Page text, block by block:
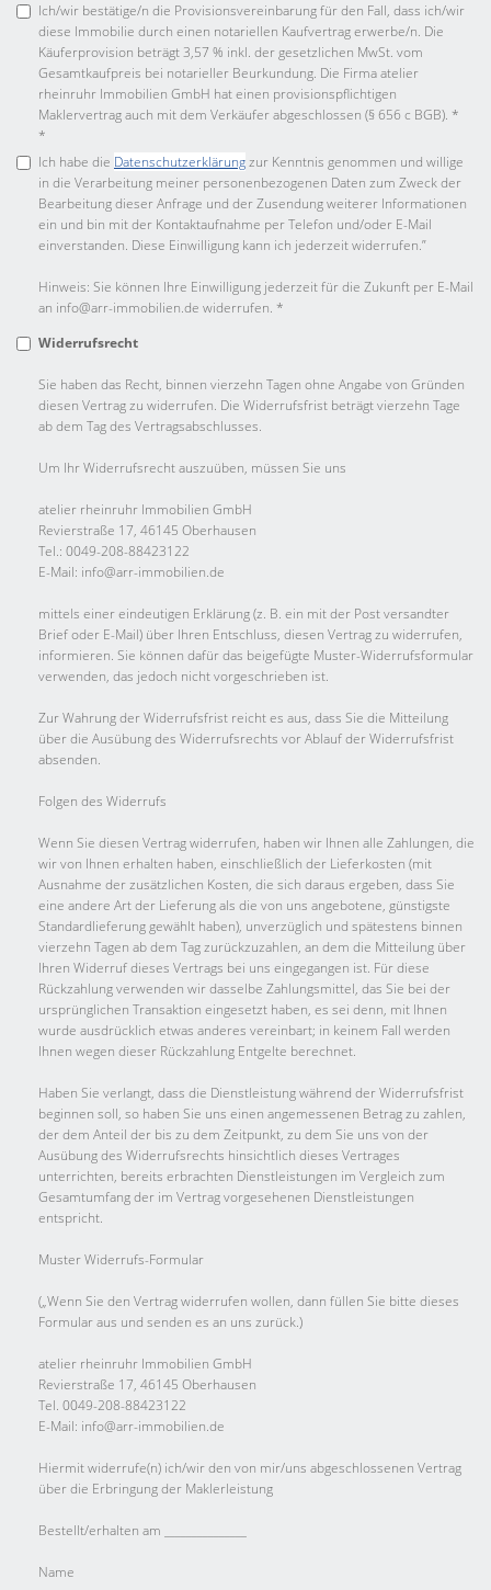
Ich/wir bestätige/n die Provisionsvereinbarung für den Fall, dass ich/wir
diese Immobilie durch einen notariellen Kaufvertrag erwerbe/n. Die
Käuferprovision beträgt 3,57 % inkl. der gesetzlichen MwSt. vom
Gesamtkaufpreis bei notarieller Beurkundung. Die Firma atelier
rheinruhr Immobilien GmbH hat einen provisionspflichtigen
Maklervertrag auch mit dem Verkäufer abgeschlossen (§ 656 c BGB). *
*
Ich habe die Datenschutzerklärungzur Kenntnis genommen und willige
in die Verarbeitung meiner personenbezogenen Daten zum Zweck der
Bearbeitung dieser Anfrage und der Zusendung weiterer Informationen
ein und bin mit der Kontaktaufnahme per Telefon und/oder E-Mail
einverstanden. Diese Einwilligung kann ich jederzeit widerrufen.”
Hinweis: Sie können Ihre Einwilligung jederzeit für die Zukunft per E-Mail
an info@arr-immobilien.de widerrufen. *
Widerrufsrecht
Sie haben das Recht, binnen vierzehn Tagen ohne Angabe von Gründen
diesen Vertrag zu widerrufen. Die Widerrufsfrist beträgt vierzehn Tage
ab dem Tag des Vertragsabschlusses.
Um Ihr Widerrufsrecht auszuüben, müssen Sie uns
atelier rheinruhr Immobilien GmbH
Revierstraße 17, 46145 Oberhausen
Tel.: 0049-208-88423122
E-Mail: info@arr-immobilien.de
mittels einer eindeutigen Erklärung (z. B. ein mit der Post versandter
Brief oder E-Mail) über Ihren Entschluss, diesen Vertrag zu widerrufen,
informieren. Sie können dafür das beigefügte Muster-Widerrufsformular
verwenden, das jedoch nicht vorgeschrieben ist.
Zur Wahrung der Widerrufsfrist reicht es aus, dass Sie die Mitteilung
über die Ausübung des Widerrufsrechts vor Ablauf der Widerrufsfrist
absenden.
Folgen des Widerrufs
Wenn Sie diesen Vertrag widerrufen, haben wir Ihnen alle Zahlungen, die
wir von Ihnen erhalten haben, einschließlich der Lieferkosten (mit
Ausnahme der zusätzlichen Kosten, die sich daraus ergeben, dass Sie
eine andere Art der Lieferung als die von uns angebotene, günstigste
Standardlieferung gewählt haben), unverzüglich und spätestens binnen
vierzehn Tagen ab dem Tag zurückzuzahlen, an dem die Mitteilung über
Ihren Widerruf dieses Vertrags bei uns eingegangen ist. Für diese
Rückzahlung verwenden wir dasselbe Zahlungsmittel, das Sie bei der
ursprünglichen Transaktion eingesetzt haben, es sei denn, mit Ihnen
wurde ausdrücklich etwas anderes vereinbart; in keinem Fall werden
Ihnen wegen dieser Rückzahlung Entgelte berechnet.
Haben Sie verlangt, dass die Dienstleistung während der Widerrufsfrist
beginnen soll, so haben Sie uns einen angemessenen Betrag zu zahlen,
der dem Anteil der bis zu dem Zeitpunkt, zu dem Sie uns von der
Ausübung des Widerrufsrechts hinsichtlich dieses Vertrages
unterrichten, bereits erbrachten Dienstleistungen im Vergleich zum
Gesamtumfang der im Vertrag vorgesehenen Dienstleistungen
entspricht.
Muster Widerrufs-Formular
(„Wenn Sie den Vertrag widerrufen wollen, dann füllen Sie bitte dieses
Formular aus und senden es an uns zurück.)
atelier rheinruhr Immobilien GmbH
Revierstraße 17, 46145 Oberhausen
Tel. 0049-208-88423122
E-Mail: info@arr-immobilien.de
Hiermit widerrufe(n) ich/wir den von mir/uns abgeschlossenen Vertrag
über die Erbringung der Maklerleistung
Bestellt/erhalten am _______________
Name